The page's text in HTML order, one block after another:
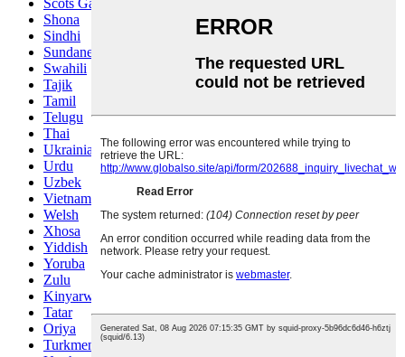
Scots Gaelic
Shona
Sindhi
Sundanese
Swahili
Tajik
Tamil
Telugu
Thai
Ukrainian
Urdu
Uzbek
Vietnamese
Welsh
Xhosa
Yiddish
Yoruba
Zulu
Kinyarwanda
Tatar
Oriya
Turkmen